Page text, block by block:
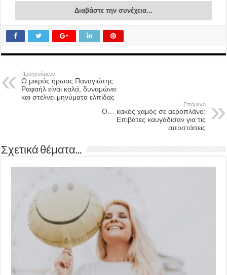
Διαβάστε την συνέχεια...
Προηγούμενο
Ο μικρός ήρωας Παναγιώτης
Ραφαήλ είναι καλά, δυναμώνει
και στέλνει μηνύματα ελπίδας
Επόμενο
O… κακός χαμός σε αεροπλάνο:
Επιβάτες καυγάδισαν για τις
αποστάσεις
Σχετικά θέματα...